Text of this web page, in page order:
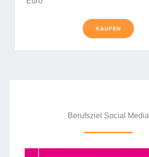
KAUFEN
Berufsziel Social Media